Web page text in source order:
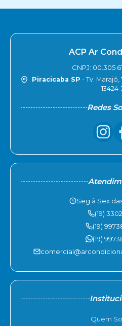
ACP Ar
CNPJ:
Piracicaba SP - Tv.
Redes
Seg à Sex
(19)
(19)
(19)
Quem